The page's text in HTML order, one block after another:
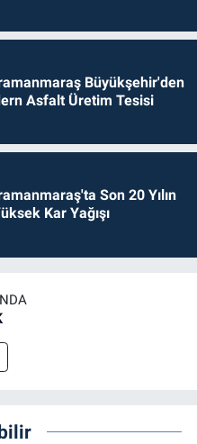
Büyükşehir'den
Asfalt Üretim Tesisi
Son 20 Yılın
Kar Yağışı